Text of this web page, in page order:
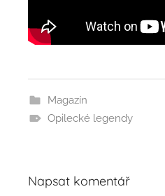
Magazín
Opilecké legendy
Napsat komentář